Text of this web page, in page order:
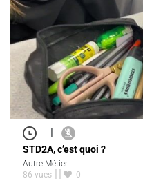
|
STD2A, c’est quoi ?
Autre Métier
86 vues
0